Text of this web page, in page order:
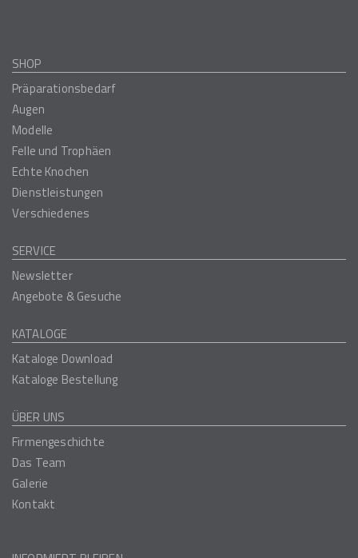
SHOP
Präparationsbedarf
Augen
Modelle
Felle und Trophäen
Echte Knochen
Dienstleistungen
Verschiedenes
SERVICE
Newsletter
Angebote & Gesuche
KATALOGE
Kataloge Download
Kataloge Bestellung
ÜBER UNS
Firmengeschichte
Das Team
Galerie
Kontakt